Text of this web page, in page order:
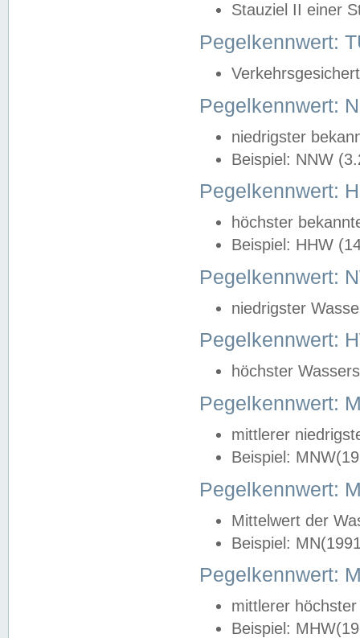
Stauziel II einer
Pegelkennwert:
Pegelkennwert:
niedrigster
Beispiel: NNW
Pegelkennwert:
höchster
Beispiel: HHW
Pegelkennwert:
niedrigster
Pegelkennwert:
höchster
Pegelkennwert:
mittlerer
Beispiel:
Pegelkennwert:
Mittelwert der
Beispiel:
Pegelkennwert:
mittlerer
Beispiel: